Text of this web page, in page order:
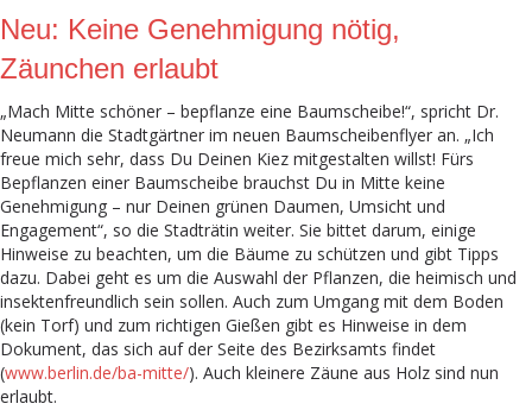
Neu: Keine Genehmigung nötig,
Zäunchen erlaubt
„Mach Mitte schöner – bepflanze eine Baumscheibe!“, spricht Dr.
Neumann die Stadtgärtner im neuen Baumscheibenflyer an. „Ich
freue mich sehr, dass Du Deinen Kiez mitgestalten willst! Fürs
Bepflanzen einer Baumscheibe brauchst Du in Mitte keine
Genehmigung – nur Deinen grünen Daumen, Umsicht und
Engagement“, so die Stadträtin weiter. Sie bittet darum, einige
Hinweise zu beachten, um die Bäume zu schützen und gibt Tipps
dazu. Dabei geht es um die Auswahl der Pflanzen, die heimisch und
insektenfreundlich sein sollen. Auch zum Umgang mit dem Boden
(kein Torf) und zum richtigen Gießen gibt es Hinweise in dem
Dokument, das sich auf der Seite des Bezirksamts findet
(www.berlin.de/ba-mitte/). Auch kleinere Zäune aus Holz sind nun
erlaubt.